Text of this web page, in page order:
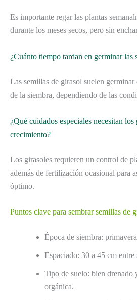
Es importante regar las plantas
durante los meses secos, pero sin
¿Cuánto tiempo tardan en germinar las
Las semillas de girasol suelen
de la siembra, dependiendo de las
¿Qué cuidados especiales necesitan los
crecimiento?
Los girasoles requieren un control de
además de fertilización ocasional para
óptimo.
Puntos clave para sembrar semillas de
Época de siembra:
Espaciado: 30 a 45 cm entre
Tipo de suelo: bien drenado
orgánica.